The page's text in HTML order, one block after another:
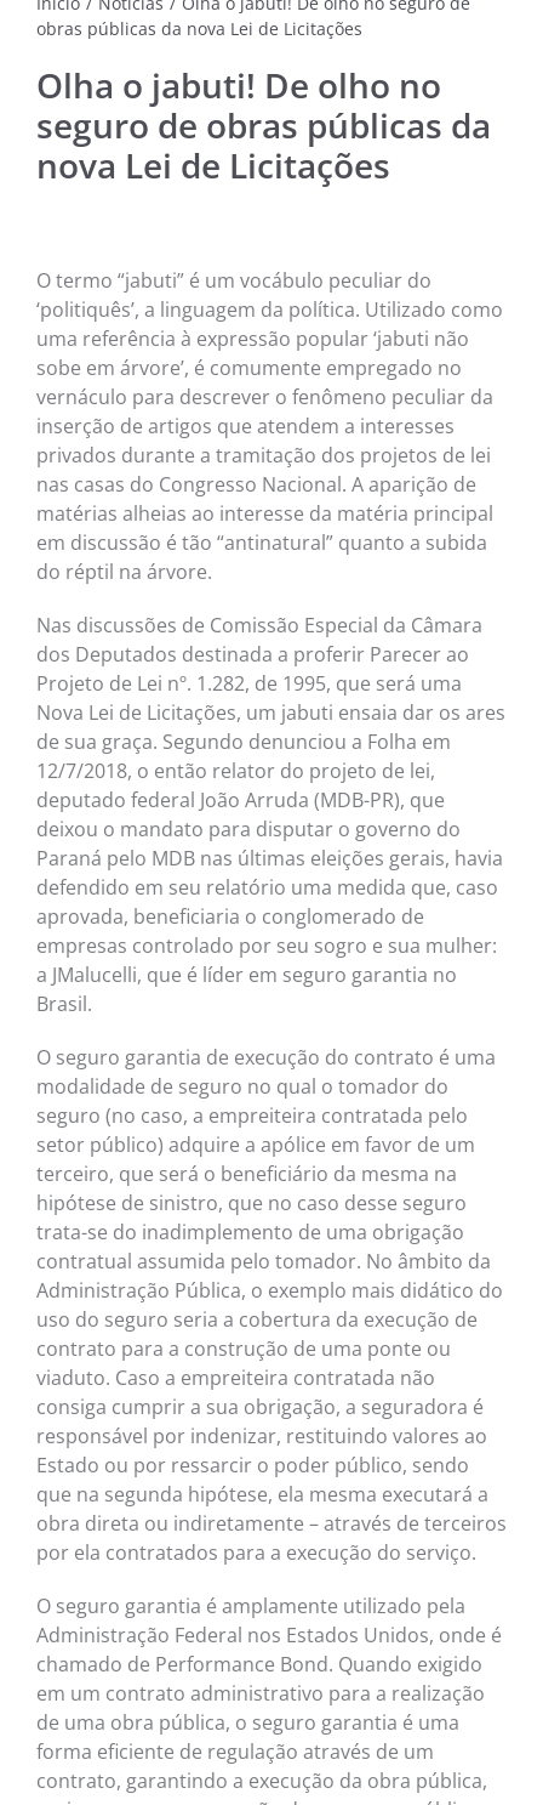
obras públicas da nova Lei de Licitações
Olha o jabuti! De olho no
seguro de obras públicas da
nova Lei de Licitações
O termo “jabuti” é um vocábulo peculiar do
‘politiquês’, a linguagem da política. Utilizado como
uma referência à expressão popular ‘jabuti não
sobe em árvore’, é comumente empregado no
vernáculo para descrever o fenômeno peculiar da
inserção de artigos que atendem a interesses
privados durante a tramitação dos projetos de lei
nas casas do Congresso Nacional. A aparição de
matérias alheias ao interesse da matéria principal
em discussão é tão “antinatural” quanto a subida
do réptil na árvore.
Nas discussões de Comissão Especial da Câmara
dos Deputados destinada a proferir Parecer ao
Projeto de Lei nº. 1.282, de 1995, que será uma
Nova Lei de Licitações, um jabuti ensaia dar os ares
de sua graça. Segundo denunciou a Folha em
12/7/2018, o então relator do projeto de lei,
deputado federal João Arruda (MDB-PR), que
deixou o mandato para disputar o governo do
Paraná pelo MDB nas últimas eleições gerais, havia
defendido em seu relatório uma medida que, caso
aprovada, beneficiaria o conglomerado de
empresas controlado por seu sogro e sua mulher:
a JMalucelli, que é líder em seguro garantia no
Brasil.
O seguro garantia de execução do contrato é uma
modalidade de seguro no qual o tomador do
seguro (no caso, a empreiteira contratada pelo
setor público) adquire a apólice em favor de um
terceiro, que será o beneficiário da mesma na
hipótese de sinistro, que no caso desse seguro
trata-se do inadimplemento de uma obrigação
contratual assumida pelo tomador. No âmbito da
Administração Pública, o exemplo mais didático do
uso do seguro seria a cobertura da execução de
contrato para a construção de uma ponte ou
viaduto. Caso a empreiteira contratada não
consiga cumprir a sua obrigação, a seguradora é
responsável por indenizar, restituindo valores ao
Estado ou por ressarcir o poder público, sendo
que na segunda hipótese, ela mesma executará a
obra direta ou indiretamente – através de terceiros
por ela contratados para a execução do serviço.
O seguro garantia é amplamente utilizado pela
Administração Federal nos Estados Unidos, onde é
chamado de Performance Bond. Quando exigido
em um contrato administrativo para a realização
de uma obra pública, o seguro garantia é uma
forma eficiente de regulação através de um
contrato, garantindo a execução da obra pública,